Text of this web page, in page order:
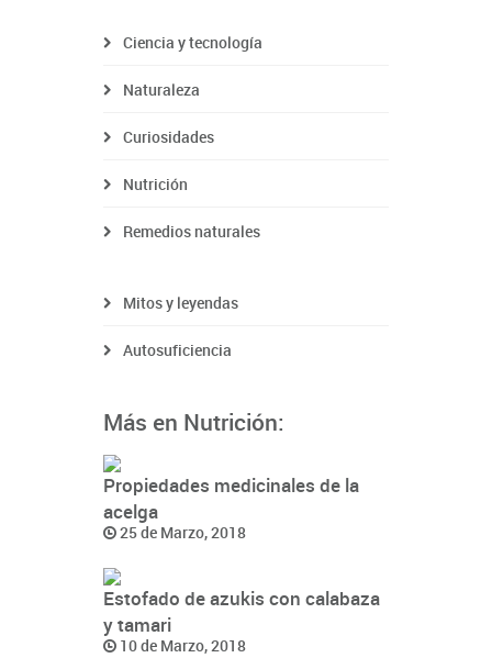
Ciencia y tecnología
Naturaleza
Curiosidades
Nutrición
Remedios naturales
Mitos y leyendas
Autosuficiencia
Más en Nutrición:
Propiedades medicinales de la
acelga
25 de Marzo, 2018
Estofado de azukis con calabaza
y tamari
10 de Marzo, 2018